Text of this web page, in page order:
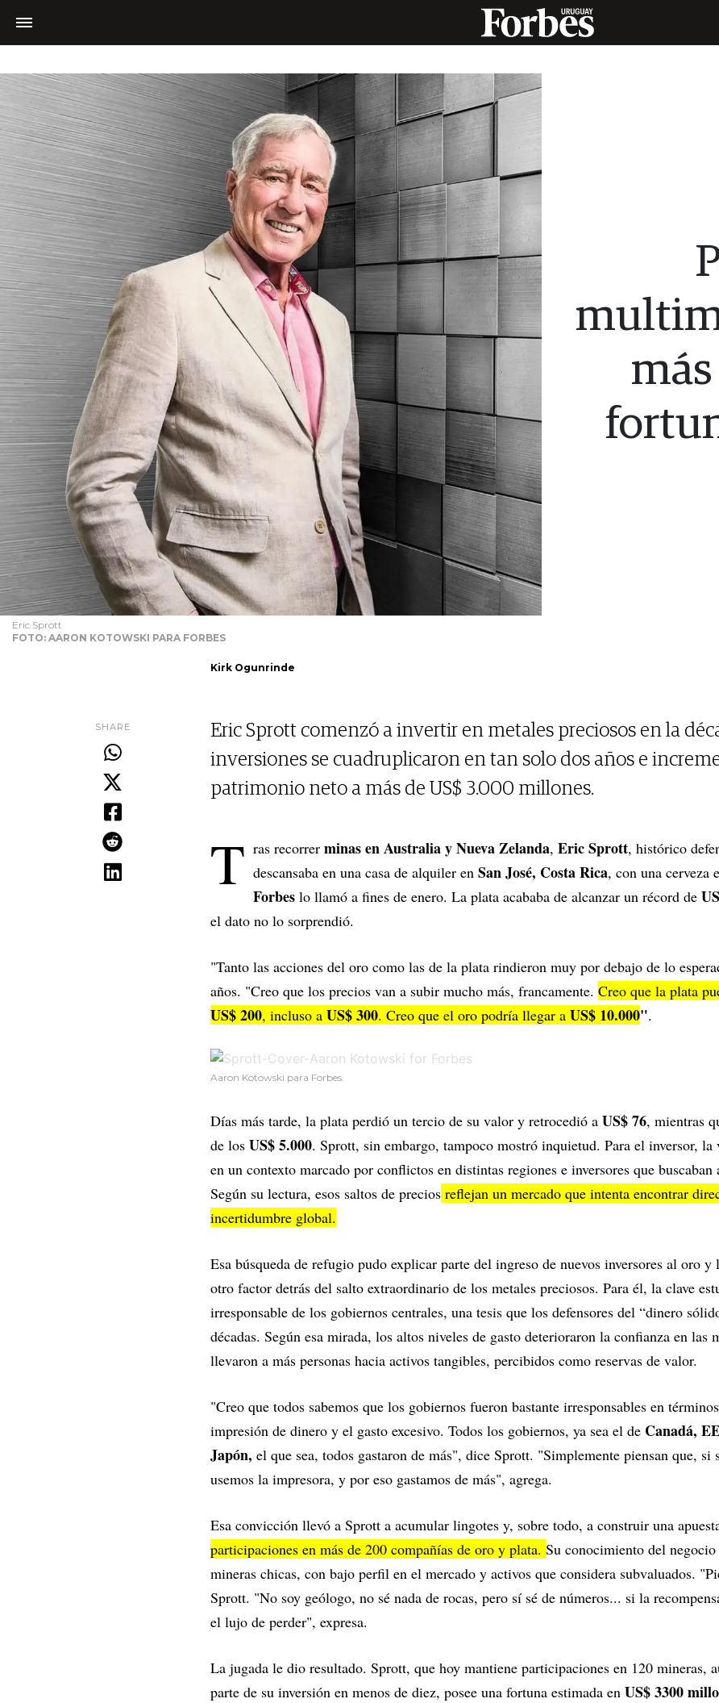
Eric Sprott
FOTO: AARON KOTOWSKI PARA FORBES
Kirk Ogunrinde
SHARE
Eric Sprott comenzó a invertir en metales preciosos en la
inversiones se cuadruplicaron en tan solo dos años e
patrimonio neto a más de US$ 3.000 millones.
T ras recorrer minas en Australia y Nueva Zelanda, Eric Sprott, histórico
descansaba en una casa de alquiler en San José, Costa Rica, con una cerveza
Forbes lo llamó a fines de enero. La plata acababa de alcanzar un récord de
el dato no lo sorprendió.
"Tanto las acciones del oro como las de la plata rindieron muy por debajo de lo
años. "Creo que los precios van a subir mucho más, francamente. Creo que la plata
US$ 200, incluso a US$ 300. Creo que el oro podría llegar a US$ 10.000".
Aaron Kotowski para Forbes.
Días más tarde, la plata perdió un tercio de su valor y retrocedió a US$ 76, mientras
de los US$ 5.000. Sprott, sin embargo, tampoco mostró inquietud. Para el inversor,
en un contexto marcado por conflictos en distintas regiones e inversores que buscaban
Según su lectura, esos saltos de precios reflejan un mercado que intenta encontrar
incertidumbre global.
Esa búsqueda de refugio pudo explicar parte del ingreso de nuevos inversores al oro
otro factor detrás del salto extraordinario de los metales preciosos. Para él, la clave
irresponsable de los gobiernos centrales, una tesis que los defensores del “dinero
décadas. Según esa mirada, los altos niveles de gasto deterioraron la confianza en las
llevaron a más personas hacia activos tangibles, percibidos como reservas de valor.
"Creo que todos sabemos que los gobiernos fueron bastante irresponsables en
impresión de dinero y el gasto excesivo. Todos los gobiernos, ya sea el de Canadá,
Japón, el que sea, todos gastaron de más", dice Sprott. "Simplemente piensan que,
usemos la impresora, y por eso gastamos de más", agrega.
Esa convicción llevó a Sprott a acumular lingotes y, sobre todo, a construir una
participaciones en más de 200 compañías de oro y plata. Su conocimiento del
mineras chicas, con bajo perfil en el mercado y activos que considera subvaluados.
Sprott. "No soy geólogo, no sé nada de rocas, pero sí sé de números... si la
el lujo de perder", expresa.
La jugada le dio resultado. Sprott, que hoy mantiene participaciones en 120 mineras,
parte de su inversión en menos de diez, posee una fortuna estimada en US$ 3300